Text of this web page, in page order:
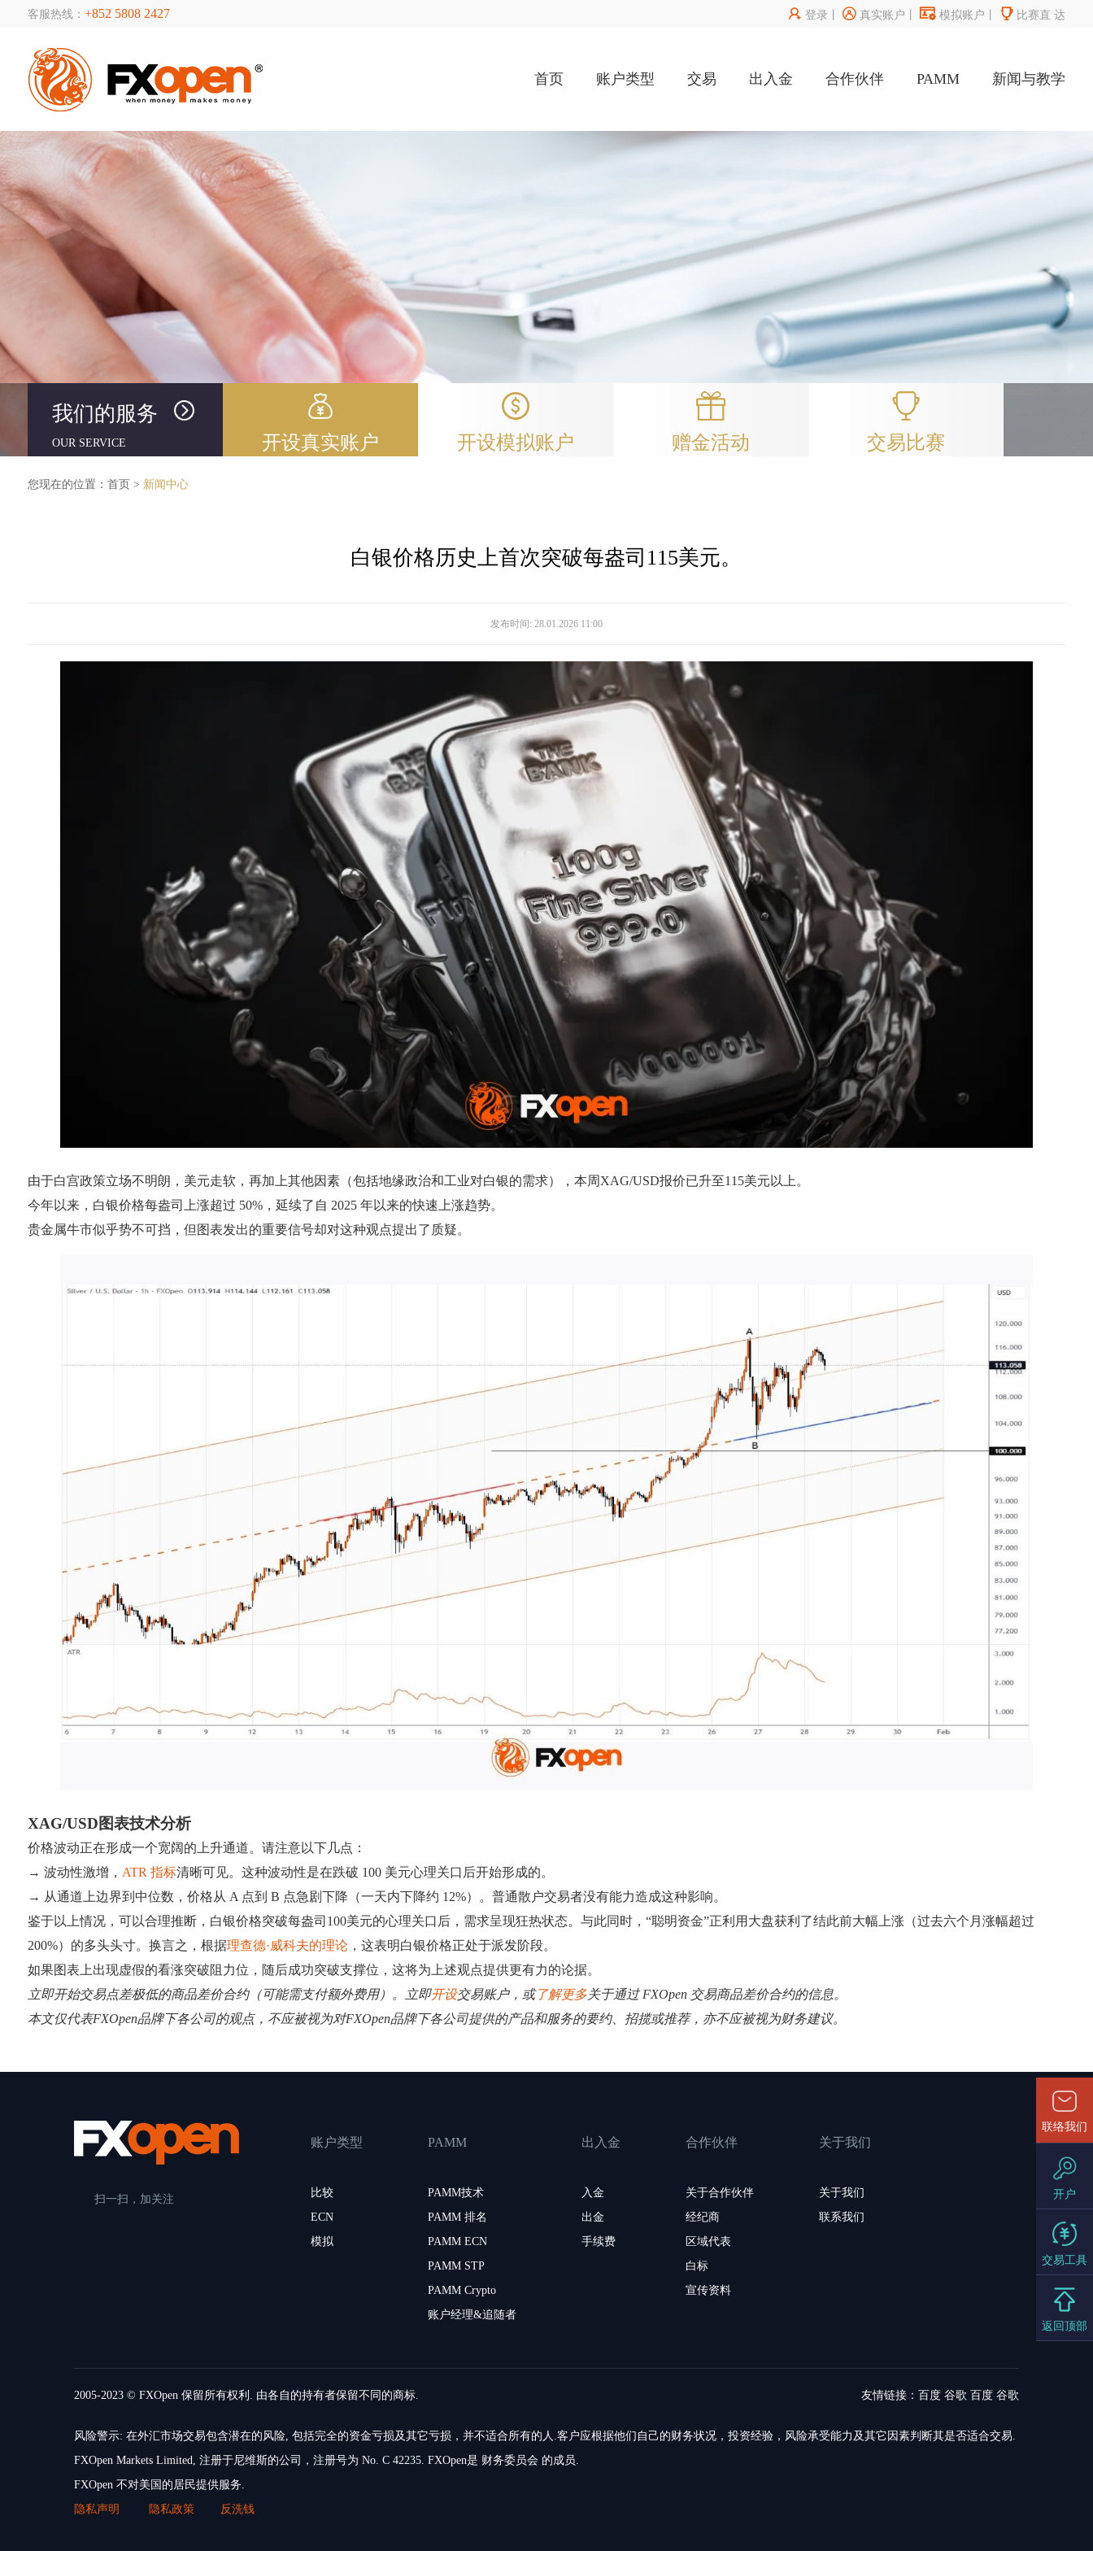
客服热线： +852 5808 2427  登录 丨 真实账户  模拟账户  比赛直 达
首页 账户类型 交易 出入金 合作伙伴 PAMM 新闻与教学
我们的服务
OUR SERVICE 开设真实账户 开设模拟账户 赠金活动 交易比赛
您现在的位置： 首页 > 新闻中心
白银价格历史上首次突破每盎司115美元。
发布时间: 28.01.2026 11:00
由于白宫政策立场不明朗，美元走软，再加上其他因素（包括地缘政治和工业对白银的需求），本周XAG/USD报价已升至115美元以上。
今年以来，白银价格每盎司上涨超过 50%，延续了自 2025 年以来的快速上涨趋势。
贵金属牛市似乎势不可挡，但图表发出的重要信号却对这种观点提出了质疑。
XAG/USD图表技术分析
价格波动正在形成一个宽阔的上升通道。请注意以下几点：
→ 波动性激增， ATR 指标清晰可见。这种波动性是在跌破 100 美元心理关口后开始形成的。
→ 从通道上边界到中位数，价格从 A 点到 B 点急剧下降（一天内下降约 12%）。普通散户交易者没有能力造成这种影响。
鉴于以上情况，可以合理推断，白银价格突破每盎司100美元的心理关口后，需求呈现狂热状态。与此同时，“聪明资金”正利用大盘获利了结此前大幅上涨（过去六个月涨幅超过
200%）的多头头寸。换言之，根据理查德·威科夫的理论，这表明白银价格正处于派发阶段。
如果图表上出现虚假的看涨突破阻力位，随后成功突破支撑位，这将为上述观点提供更有力的论据。
立即开始交易点差极低的商品差价合约（可能需支付额外费用）。立即开设交易账户，或了解更多关于通过 FXOpen 交易商品差价合约的信息。
本文仅代表FXOpen品牌下各公司的观点，不应被视为对FXOpen品牌下各公司提供的产品和服务的要约、招揽或推荐，亦不应被视为财务建议。
扫一扫，加关注
账户类型
比较
ECN
模拟
PAMM
PAMM技术
PAMM 排名
PAMM ECN
PAMM STP
PAMM Crypto
账户经理&追随者
出入金
入金
出金
手续费
合作伙伴
关于合作伙伴
经纪商
区域代表
白标
宣传资料
关于我们
关于我们
联系我们
2005-2023 © FXOpen 保留所有权利. 由各自的持有者保留不同的商标. 友情链接：百度 谷歌 百度 谷歌
风险警示: 在外汇市场交易包含潜在的风险, 包括完全的资金亏损及其它亏损，并不适合所有的人.客户应根据他们自己的财务状况，投资经验，风险承受能力及其它因素判断其是否适合交易.
FXOpen Markets Limited, 注册于尼维斯的公司，注册号为 No. C 42235. FXOpen是 财务委员会 的成员.
FXOpen 不对美国的居民提供服务.
隐私声明
隐私政策 反洗钱
联络我们
开户
交易工具
返回顶部